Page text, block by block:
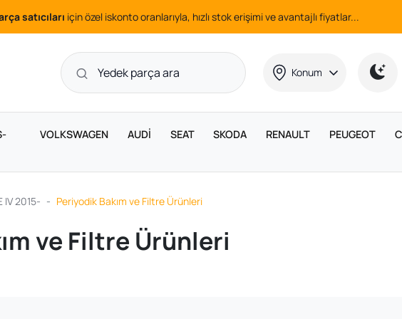
satıcıları için özel iskonto oranlarıyla, hızlı stok erişimi ve avantajlı fiyatlar...
Konum
VOLKSWAGEN AUDİ SEAT SKODA RENAULT PEUGEOT
IV 2015- Periyodik Bakım ve Filtre Ürünleri
ve Filtre Ürünleri